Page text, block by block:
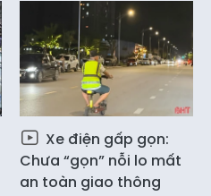
Xe điện gấp gọn:
Chưa “gọn” nỗi lo mất
an toàn giao thông